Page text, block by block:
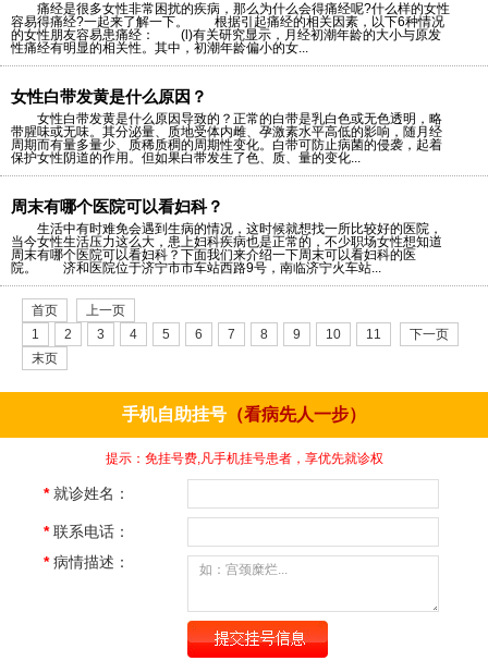
痛经是很多女性非常困扰的疾病，那么为什么会得痛经呢?什么样的女性
容易得痛经?一起来了解一下。 根据引起痛经的相关因素，以下6种情况
的女性朋友容易患痛经： (l)有关研究显示，月经初潮年龄的大小与原发
性痛经有明显的相关性。其中，初潮年龄偏小的女...
女性白带发黄是什么原因？
女性白带发黄是什么原因导致的？正常的白带是乳白色或无色透明，略
带腥味或无味。其分泌量、质地受体内雌、孕激素水平高低的影响，随月经
周期而有量多量少、质稀质稠的周期性变化。白带可防止病菌的侵袭，起着
保护女性阴道的作用。但如果白带发生了色、质、量的变化...
周末有哪个医院可以看妇科？
生活中有时难免会遇到生病的情况，这时候就想找一所比较好的医院，
当今女性生活压力这么大，患上妇科疾病也是正常的，不少职场女性想知道
周末有哪个医院可以看妇科？下面我们来介绍一下周末可以看妇科的医
院。 济和医院位于济宁市市车站西路9号，南临济宁火车站...
首页
上一页
1
2 3 4 5 6 7 8 9 10 11
下一页
末页
手机自助挂号 （看病先人一步）
提示：免挂号费,凡手机挂号患者，享优先就诊权
*就诊姓名：
*联系电话：
*病情描述：